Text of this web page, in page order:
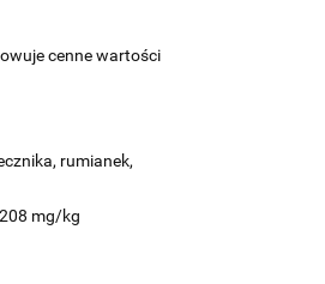
cenne wartości
rumianek,
mg/kg